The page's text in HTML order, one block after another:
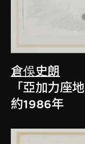
倉俁史朗
「亞加力座
約1986年